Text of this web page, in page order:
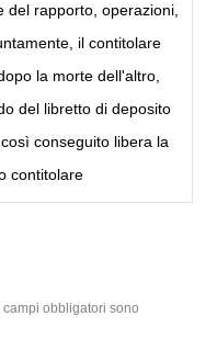
del rapporto, operazioni,
il contitolare
la morte dell'altro,
del libretto di deposito
conseguito libera la
contitolare
I campi obbligatori sono